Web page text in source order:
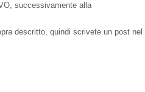
successivamente alla
descritto, quindi scrivete un post nel